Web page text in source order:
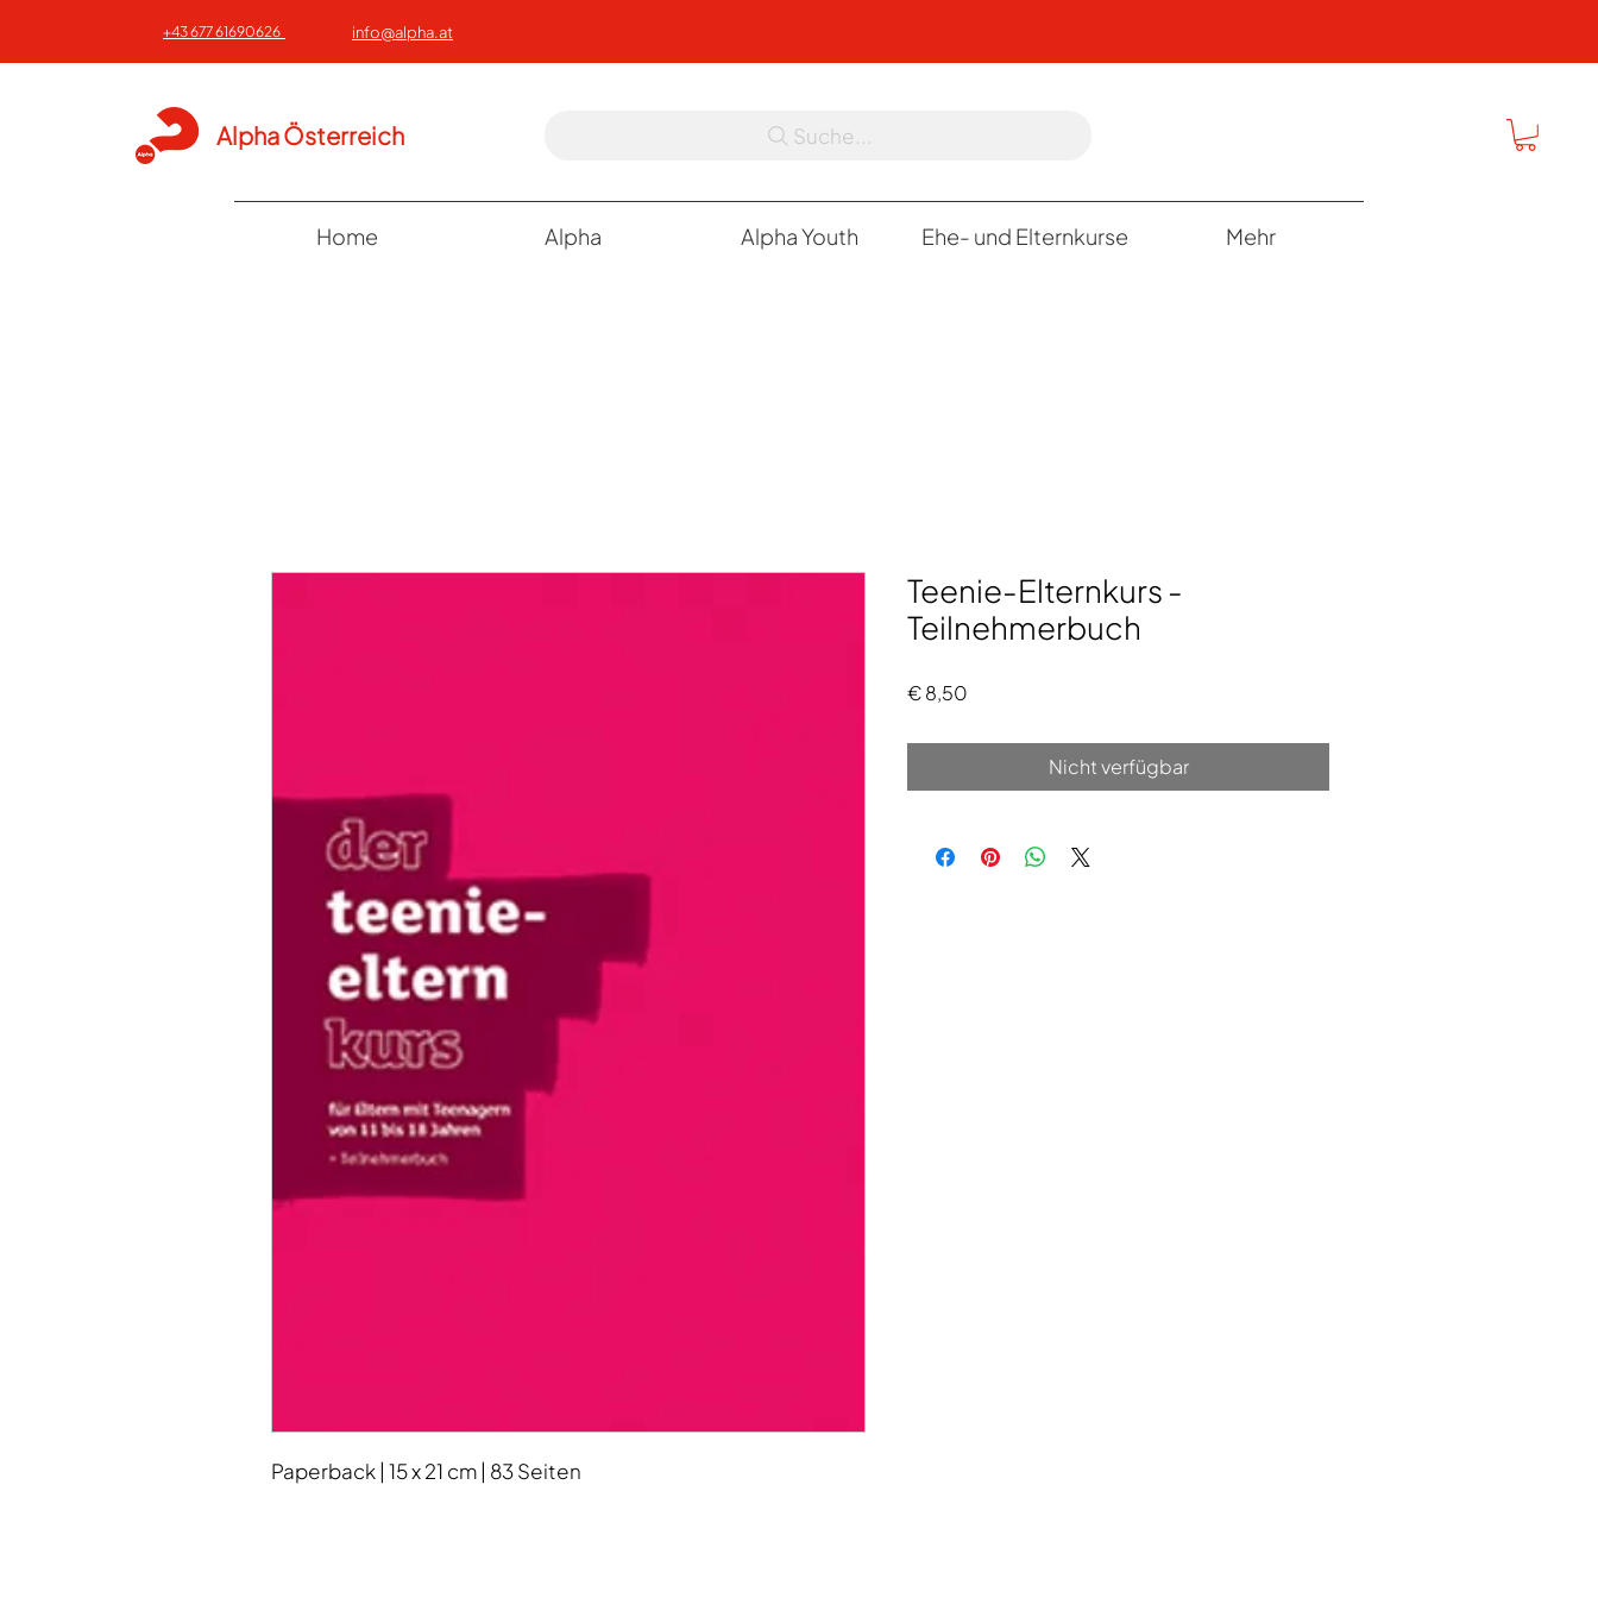
+43 677 61690626 info@alpha.at
Alpha Österreich Suche...
Home Alpha Alpha Youth Ehe- und Elternkurse Mehr
Paperback | 15 x 21 cm | 83 Seiten
Teenie-Elternkurs -
Teilnehmerbuch
€ 8,50
Nicht verfügbar